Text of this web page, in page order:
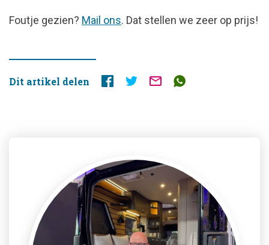
FOUTJE
Foutje gezien? Mail ons. Dat stellen we zeer op prijs!
Dit artikel delen